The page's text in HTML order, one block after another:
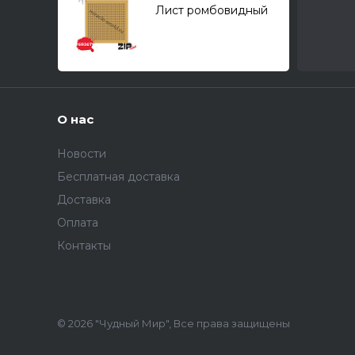
Лист ромбовидный
О нас
Новости
Бесплатная доставка
Доставка
Оплата
Контакты
© 2026 "Чудный Мир", Все права защищены